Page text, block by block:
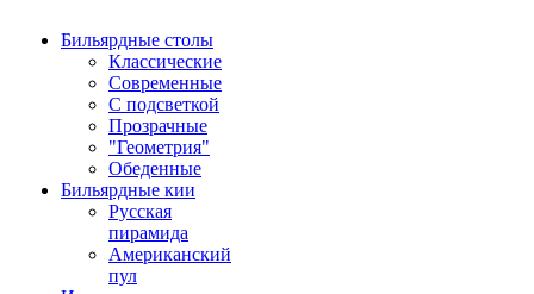
Бильярдные столы
Классические
Современные
С подсветкой
Прозрачные
"Геометрия"
Обеденные
Бильярдные кии
Русская
пирамида
Американский
пул